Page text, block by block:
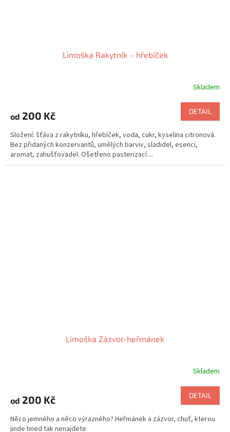
Limoška Rakytník – hřebíček
Skladem
od 200 Kč DETAIL
Složení: šťáva z rakytníku, hřebíček, voda, cukr, kyselina citronová.
Bez přidaných konzervantů, umělých barviv, sladidel, esenci,
aromat, zahušťovadel. Ošetřeno pasterizací....
Limoška Zázvor-heřmánek
je
z
Skladem
od 200 Kč DETAIL
Něco jemného a něco výrazného? Heřmánek a zázvor, chuť, kterou
jinde hned tak nenajdete.